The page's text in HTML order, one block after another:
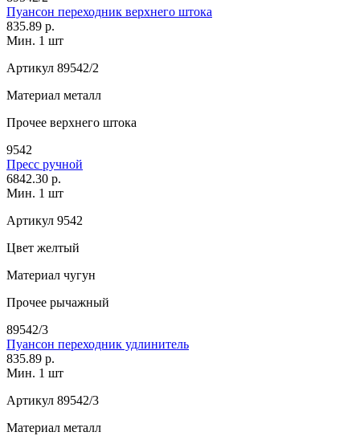
Пуансон переходник верхнего штока
835.89 р.
Мин. 1 шт
Артикул 89542/2
Материал металл
Прочее верхнего штока
9542
Пресс ручной
6842.30 р.
Мин. 1 шт
Артикул 9542
Цвет желтый
Материал чугун
Прочее рычажный
89542/3
Пуансон переходник удлинитель
835.89 р.
Мин. 1 шт
Артикул 89542/3
Материал металл